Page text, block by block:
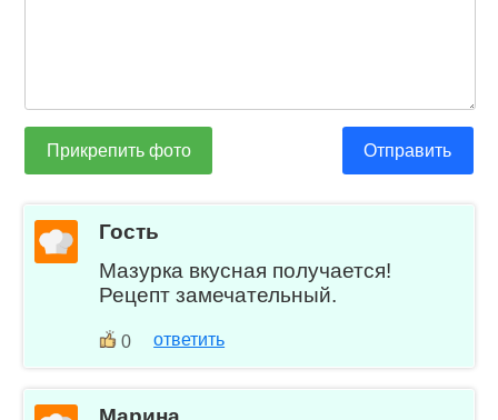
Прикрепить фото Отправить
Гость
Мазурка вкусная получается!
Рецепт замечательный.
0 ответить